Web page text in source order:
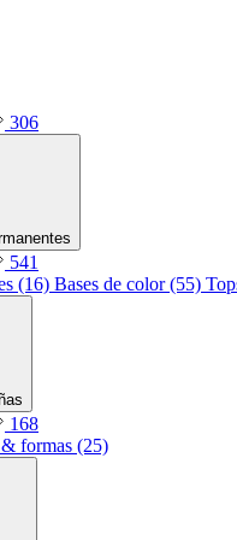
306
541
(16) Bases de color (55)
168
formas (25)